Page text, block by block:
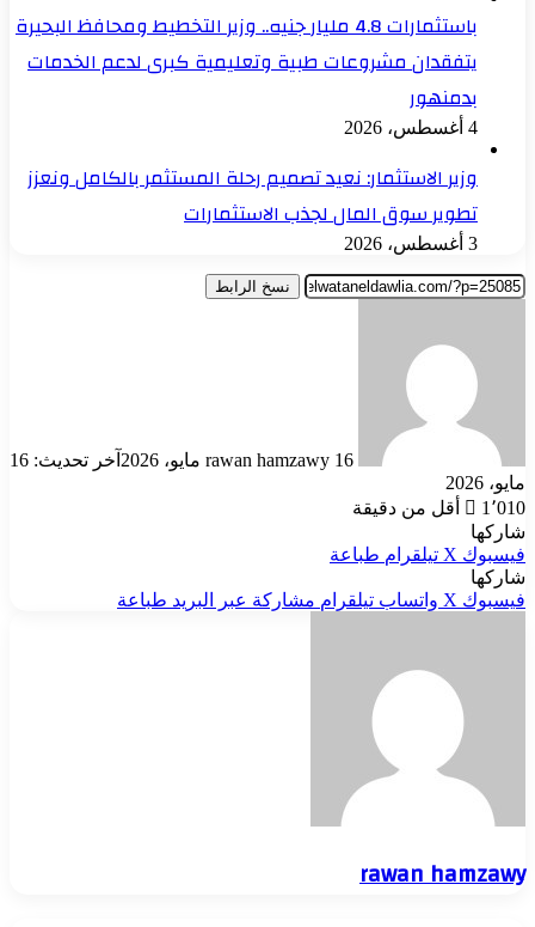
باستثمارات 4.8 مليار جنيه.. وزير التخطيط ومحافظ البحيرة
يتفقدان مشروعات طبية وتعليمية كبرى لدعم الخدمات
بدمنهور
4 أغسطس، 2026
وزير الاستثمار: نعيد تصميم رحلة المستثمر بالكامل ونعزز
تطوير سوق المال لجذب الاستثمارات
3 أغسطس، 2026
نسخ الرابط
rawan hamzawy 16 مايو، 2026
آخر تحديث: 16
مايو، 2026
1٬010
أقل من دقيقة
شاركها
فيسبوك ‫X تيلقرام طباعة
شاركها
فيسبوك ‫X واتساب تيلقرام مشاركة عبر البريد طباعة
rawan hamzawy